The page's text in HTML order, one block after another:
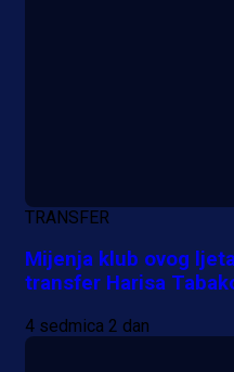
TRANSFER
Mijenja klub ovog
transfer Harisa
4 sedmica 2 dan